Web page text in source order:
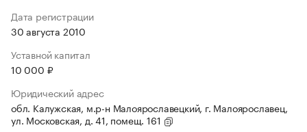
Дата регистрации
30 августа 2010
Уставной капитал
10 000 ₽
Юридический адрес
обл. Калужская, м.р-н Малоярославецкий, г. Малоярославец,
ул. Московская, д. 41, помещ. 161